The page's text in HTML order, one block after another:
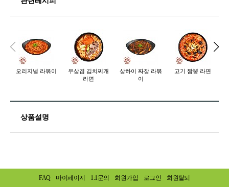
오리지널 라볶이
우삼겹 김치찌개
라면
상하이 짜장 라볶
이
고기 짬뽕 라면
상품설명
FAQ 마이페이지 1:1문의 회원가입 로그인 회원탈퇴